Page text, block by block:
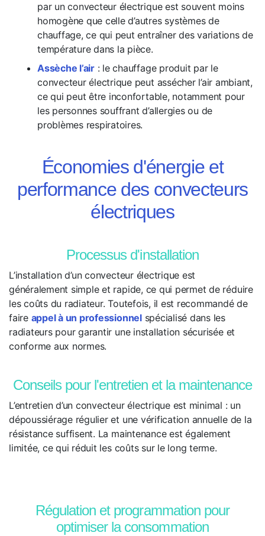
par un convecteur électrique est souvent moins
homogène que celle d’autres systèmes de
chauffage, ce qui peut entraîner des variations de
température dans la pièce.
Assèche l’air: le chauffage produit par le
convecteur électrique peut assécher l’air ambiant,
ce qui peut être inconfortable, notamment pour
les personnes souffrant d’allergies ou de
problèmes respiratoires.
Économies d'énergie et
performance des convecteurs
électriques
Processus d'installation
L’installation d’un convecteur électrique est
généralement simple et rapide, ce qui permet de réduire
les coûts du radiateur. Toutefois, il est recommandé de
faire appel à un professionnelspécialisé dans les
radiateurs pour garantir une installation sécurisée et
conforme aux normes.
Conseils pour l'entretien et la maintenance
L’entretien d’un convecteur électrique est minimal : un
dépoussiérage régulier et une vérification annuelle de la
résistance suffisent. La maintenance est également
limitée, ce qui réduit les coûts sur le long terme.
Régulation et programmation pour
optimiser la consommation